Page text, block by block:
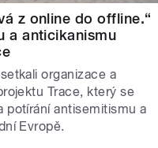
z online do offline.“
a anticikanismu
organizace a
Trace, který se
potírání antisemitismu a
Evropě.